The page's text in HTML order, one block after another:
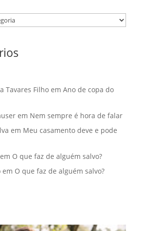
Tavares Filhoem Ano de copa do
em Nem sempre é hora de falar
em Meu casamento deve e pode
em O que faz de alguém salvo?
em O que faz de alguém salvo?